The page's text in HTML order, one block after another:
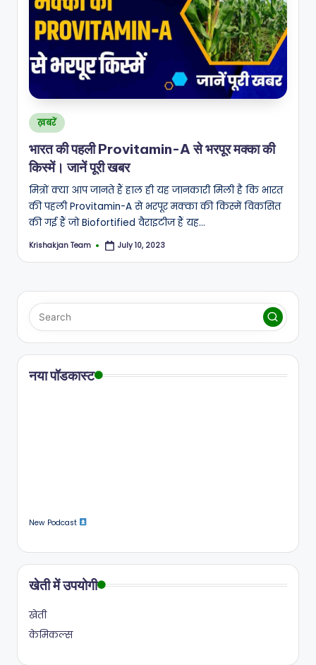
A
N
Posted
in
ख़बरें
भारत की पहली Provitamin-A से भरपूर मक्का की
किस्में। जानें पूरी खबर
मित्रों क्या आप जानते हैं हाल ही यह जानकारी मिली है कि भारत
की पहली Provitamin-A से भरपूर मक्का की किस्में विकसित
की गई हैं जो Biofortified वैराइटीज हैं यह…
Posted
Krishakjan Team July 10, 2023
नया पॉडकास्ट
New Podcast
खेती में उपयोगी
खेती
केमिकल्स